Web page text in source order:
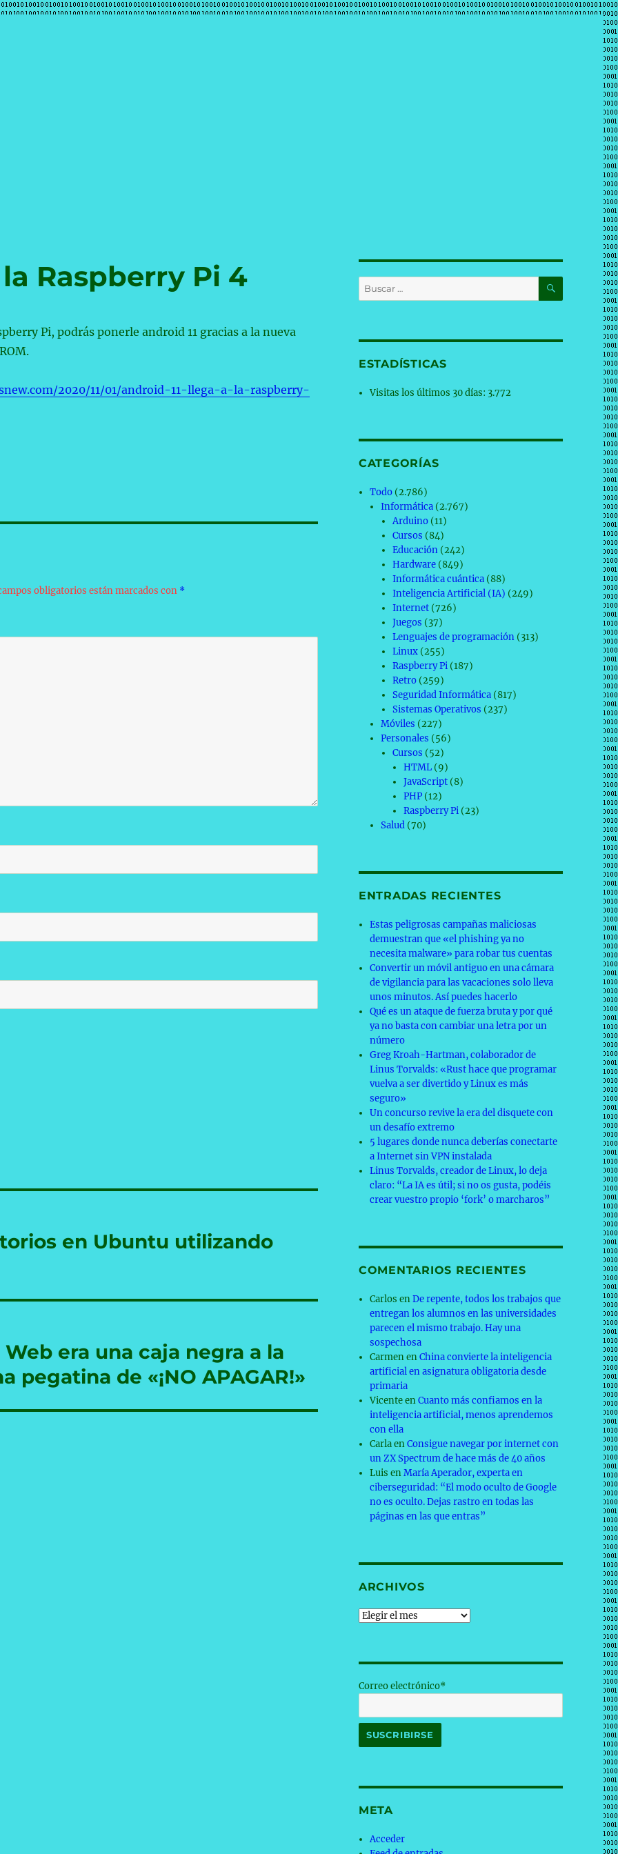
Raspberry Pi 4
Pi, podrás ponerle android 11 gracias a la nueva
2020/11/01/android-11-llega-a-la-raspberry-
obligatorios están marcados con *
en Ubuntu utilizando
era una caja negra a la
pegatina de «¡NO APAGAR!»
Buscar
por:
BUSCAR
ESTADÍSTICAS
Visitas los últimos 30 días: 3.772
CATEGORÍAS
Todo (2.786)
Informática (2.767)
Arduino(11)
Cursos (84)
Educación(242)
Hardware(849)
Informática cuántica(88)
Inteligencia Artificial (IA) (249)
Internet(726)
Juegos (37)
Lenguajes de programación(313)
Linux(255)
Raspberry Pi(187)
Retro(259)
Seguridad Informática(817)
Sistemas Operativos (237)
Móviles (227)
Personales (56)
Cursos (52)
HTML(9)
JavaScript(8)
PHP(12)
Raspberry Pi(23)
Salud (70)
ENTRADAS RECIENTES
Estas peligrosas campañas maliciosas
demuestran que «el phishing ya no
necesita malware» para robar tus cuentas
Convertir un móvil antiguo en una cámara
de vigilancia para las vacaciones solo lleva
unos minutos. Así puedes hacerlo
Qué es un ataque de fuerza bruta y por qué
ya no basta con cambiar una letra por un
número
Greg Kroah-Hartman, colaborador de
Linus Torvalds: «Rust hace que programar
vuelva a ser divertido y Linux es más
seguro»
Un concurso revive la era del disquete con
un desafío extremo
5 lugares donde nunca deberías conectarte
a Internet sin VPN instalada
Linus Torvalds, creador de Linux, lo deja
claro: “La IA es útil; si no os gusta, podéis
crear vuestro propio ‘fork’ o marcharos”
COMENTARIOS RECIENTES
Carlos enDe repente, todos los trabajos que
entregan los alumnos en las universidades
parecen el mismo trabajo. Hay una
sospechosa
CarmenenChina convierte la inteligencia
artificial en asignatura obligatoria desde
primaria
VicenteenCuanto más confiamos en la
inteligencia artificial, menos aprendemos
con ella
CarlaenConsigue navegar por internet con
un ZX Spectrum de hace más de 40 años
Luis enMaría Aperador, experta en
ciberseguridad: “El modo oculto de Google
no es oculto. Dejas rastro en todas las
páginas en las que entras”
ARCHIVOS
Archivos
Correo electrónico*
META
Acceder